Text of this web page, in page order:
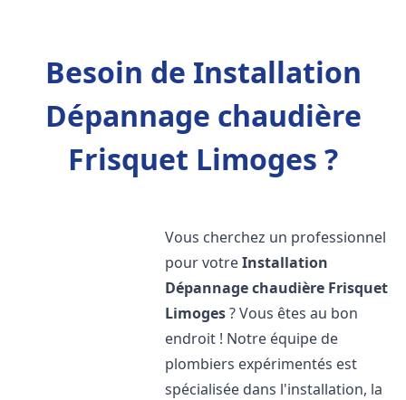
Besoin de Installation
Dépannage chaudière
Frisquet Limoges ?
Vous cherchez un professionnel
pour votreInstallation
Dépannage chaudière Frisquet
Limoges? Vous êtes au bon
endroit ! Notre équipe de
plombiers expérimentés est
spécialisée dans l'installation, la